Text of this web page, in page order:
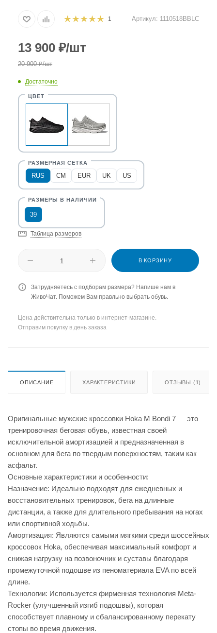
1 Артикул: 1110518BBLC
13 900 ₽/шт
20 900₽/шт
Достаточно
RUS CM EUR UK US
39
Таблица размеров
В КОРЗИНУ
Затрудняетесь с подборам размера? Напише нам в
ЖивоЧат. Поможем Вам правльно выбрать обувь.
Цена действительна только в интернет-магазине.
Отправим покупку в день заказа
ОПИСАНИЕ ХАРАКТЕРИСТИКИ ОТЗЫВЫ (1)
Оригинальные мужские кроссовки Hoka M Bondi 7 — это
тренировочная беговая обувь, известная своей
исключительной амортизацией и предназначенная в
основном для бега по твердым поверхностям, таким как
асфальт.
Основные характеристики и особенности:
Назначение: Идеально подходят для ежедневных и
восстановительных тренировок, бега на длинные
дистанции, а также для длительного пребывания на ногах
или спортивной ходьбы.
Амортизация: Являются самыми мягкими среди шоссейных
кроссовок Hoka, обеспечивая максимальный комфорт и
снижая нагрузку на позвоночник и суставы благодаря
промежуточной подошве из пеноматериала EVA по всей
длине.
Технологии: Используется фирменная технология Meta-
Rocker (улучшенный изгиб подошвы), которая
способствует плавному и сбалансированному перекату
стопы во время движения.